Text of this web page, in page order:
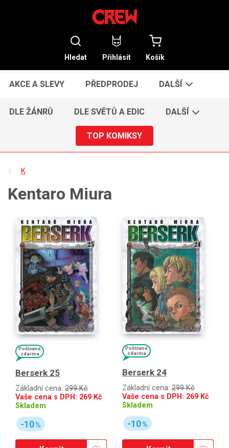
Hledat Přihlásit Košík
AKCE A SLEVY PŘEDPRODEJ DALŠÍ
DLE ŽÁNRŮ DLE SVĚTŮ A EDIC DALŠÍ
TOP KOMIKSY
K
Kentaro Miura
Poštovné
zdarma
Berserk 25
Základní cena: 299 Kč
Vaše cena s DPH: 269 Kč
Skladem
-10%
Poštovné
zdarma
Berserk 24
Základní cena: 299 Kč
Vaše cena s DPH: 269 Kč
Skladem
-10%